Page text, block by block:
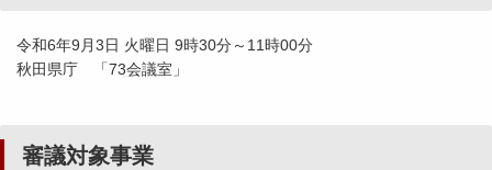
令和6年9月3日 火曜日 9時30分～11時00分
秋田県庁 「73会議室」
審議対象事業